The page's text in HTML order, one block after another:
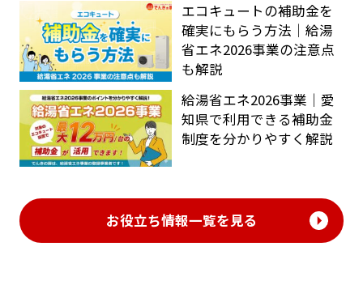
エコキュートの補助金を
確実にもらう方法｜給湯
省エネ2026事業の注意点
も解説
給湯省エネ2026事業｜愛
知県で利用できる補助金
制度を分かりやすく解説
お役立ち情報一覧を見る